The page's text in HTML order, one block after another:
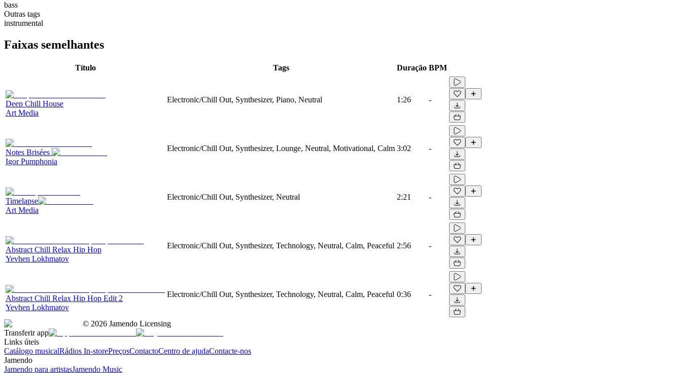
bass
Outras tags
instrumental
Faixas semelhantes
Título Tags Duração BPM
Deep Chill House
Art Media
Electronic/Chill Out, Synthesizer, Piano, Neutral 1:26 -
Notes Brisées
Igor Pumphonia
Electronic/Chill Out, Synthesizer, Lounge, Neutral, Motivational, Calm 3:02 -
Timelapse
Art Media
Electronic/Chill Out, Synthesizer, Neutral 2:21 -
Abstract Chill Relax Hip Hop
Yevhen Lokhmatov
Electronic/Chill Out, Synthesizer, Technology, Neutral, Calm, Peaceful 2:56 -
Abstract Chill Relax Hip Hop Edit 2
Yevhen Lokhmatov
Electronic/Chill Out, Synthesizer, Technology, Neutral, Calm, Peaceful 0:36 -
© 2026 Jamendo Licensing
Transferir app
Links úteis
Catálogo musicalRádios In-storePreçosContactoCentro de ajudaContacte-nos
Jamendo
Jamendo para artistasJamendo Music